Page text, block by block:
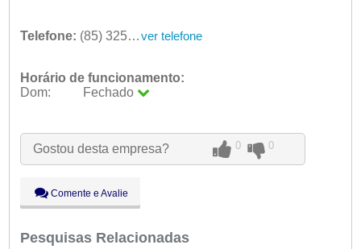
Telefone: (85) 3256-1090 ver telefone
Horário de funcionamento:
Dom:
Fechado
Qua:
09:00 - 18:00
Qui:
09:00 - 18:00
Sáb:
Dom:
Fechado
Gostou desta empresa? 0 0
Comente e Avalie
Pesquisas Relacionadas